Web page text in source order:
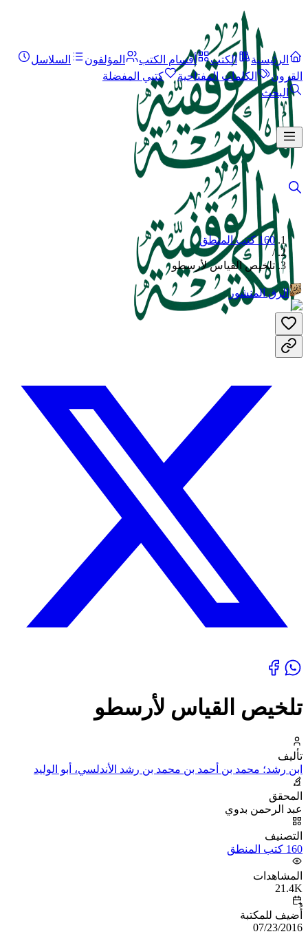
الرئيسية الكتب أقسام الكتب المؤلفون
السلاسل
القرون
الكلمات المفتاحية
كتبي المفضلة
البحث
160 كتب المنطق
/
تلخيص القياس لأرسطو
الرق المنشور
تلخيص القياس لأرسطو
تأليف
ابن رشد؛ محمد بن أحمد بن محمد بن رشد الأندلسي، أبو الوليد
المحقق
عبد الرحمن بدوي
التصنيف
160 كتب المنطق
المشاهدات
21.4K
أُضيف للمكتبة
07/23/2016